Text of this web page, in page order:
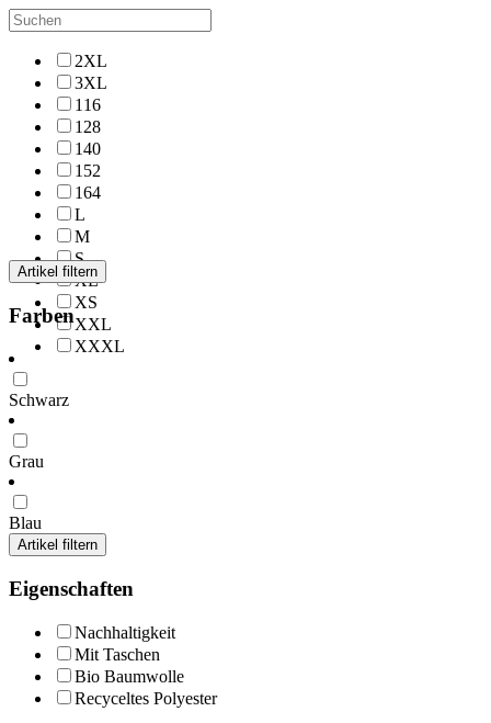
2XL
3XL
116
128
140
152
164
L
M
S
XL
XS
XXL
XXXL
Artikel filtern
Farben
Schwarz
Grau
Blau
Artikel filtern
Eigenschaften
Nachhaltigkeit
Mit Taschen
Bio Baumwolle
Recyceltes Polyester